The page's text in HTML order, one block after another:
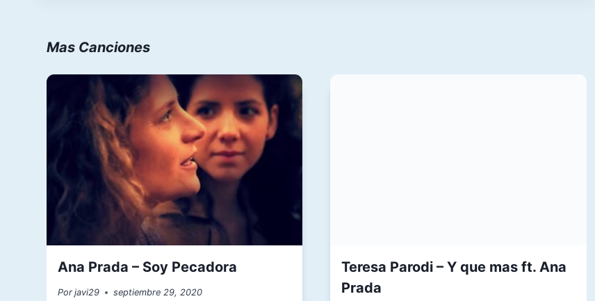
Mas Canciones
Ana Prada – Soy Pecadora
Por javi29 septiembre 29, 2020
Teresa Parodi – Y que mas ft. Ana
Prada